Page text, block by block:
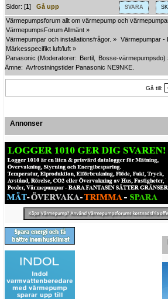
SVARA
Sidor: [1]Gå upp
Värmepumpsforum allt om värmepump och
VärmepumpsForum Allmänt »
Värmepumpar och installationsfrågor. » Värmepumpar -
Märkesspecifikt luft/luft »
Panasonic (Moderatorer: Bertil Bosse-värmepumpsdo)
Ämne: Avfrostningstider Panasonic NE9NKE.
Gå till:
Annonser